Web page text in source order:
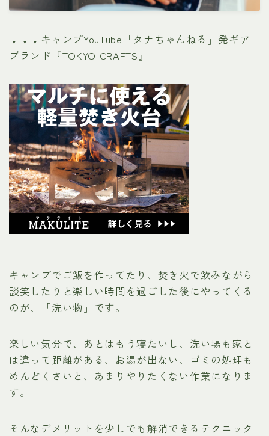
↓↓↓キャンプYouTube「タナちゃんねる」発ギア
ブランド『TOKYO CRAFTS』
キャンプでご飯を作ってたり、焚き火で飲みながら
談笑したりと楽しい時間を過ごした後にやってくる
のが、「洗い物」です。
楽しい気分で、あとはもう寝たいし、洗い場も家と
は違って距離がある、お湯が出ない、ゴミの処理も
めんどくさいと、あまりやりたくない作業になりま
す。
そんなデメリットを少しでも解消できるテクニック